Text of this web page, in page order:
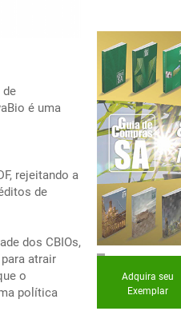
de
é uma
rejeitando a
de
dos CBIOs,
atrair
o
política
Adquira seu
Exemplar